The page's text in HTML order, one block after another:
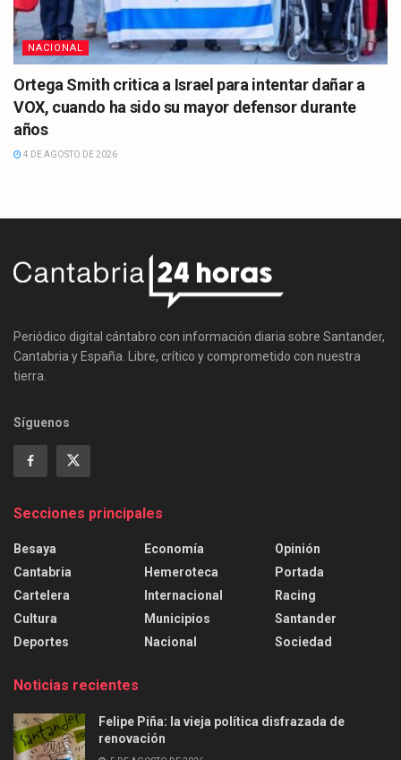
NACIONAL
Ortega Smith critica a Israel para intentar dañar a
VOX, cuando ha sido su mayor defensor durante
años
4 DE AGOSTO DE 2026
Periódico digital cántabro con información diaria sobre Santander,
Cantabria y España. Libre, crítico y comprometido con nuestra
tierra.
Síguenos
Secciones principales
Besaya
Cantabria
Cartelera
Cultura
Deportes
Economía
Hemeroteca
Internacional
Municipios
Nacional
Opinión
Portada
Racing
Santander
Sociedad
Noticias recientes
Felipe Piña: la vieja política disfrazada de
renovación